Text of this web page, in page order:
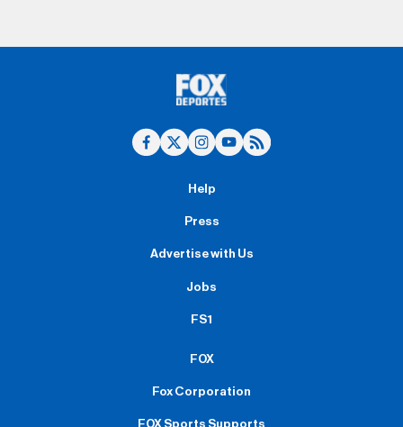
Help
Press
Advertise with Us
Jobs
FS1
FOX
Fox Corporation